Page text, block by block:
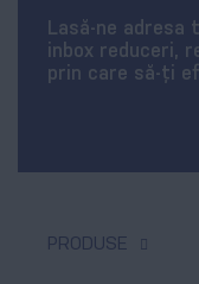
PRODUSE
Newsletter:
Lasă-ne adresa
inbox reduceri,
prin care să-ți